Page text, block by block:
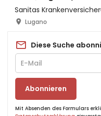
Sanitas
Lugano
Diese Suche
Abonnieren
Mit Absenden des Formulars